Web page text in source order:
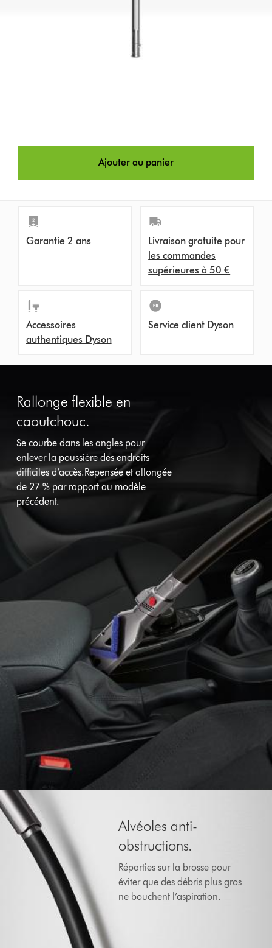
Ajouter au panier
Garantie 2 ans
Livraison gratuite pour
les commandes
supérieures à 50 €
Accessoires
authentiques Dyson
Service client Dyson
Rallonge flexible en
caoutchouc.
Se courbe dans les angles pour
enlever la poussière des endroits
difficiles d’accès.Repensée et allongée
de 27 % par rapport au modèle
précédent.
Alvéoles anti-
obstructions.
Réparties sur la brosse pour
éviter que des débris plus gros
ne bouchent l’aspiration.